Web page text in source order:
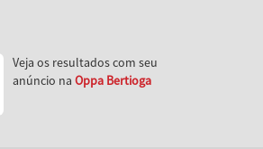
Veja os resultados com seu
anúncio na Oppa Bertioga